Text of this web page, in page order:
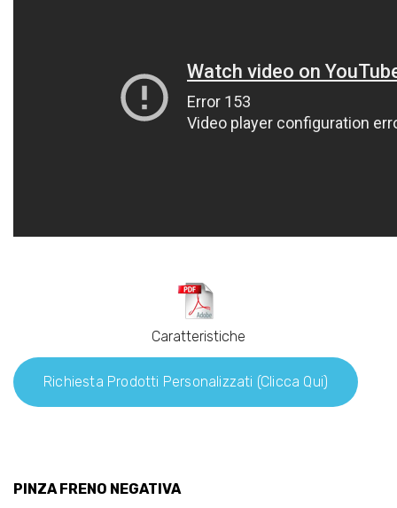
Caratteristiche
Richiesta Prodotti Personalizzati (clicca Qui)
PINZA FRENO NEGATIVA